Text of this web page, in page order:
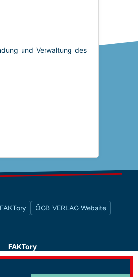
FAKTory ÖGB-VERLAG Website
FAKTory
Buchhandlung des ÖGB-Verlags